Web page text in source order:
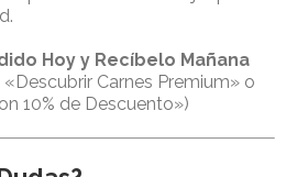
Hoy y Recíbelo Mañana
Carnes Premium» o
10% de Descuento»)